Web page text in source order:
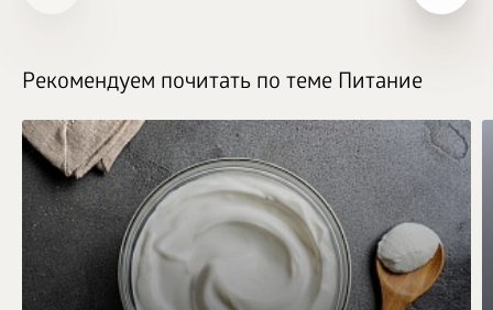
Рекомендуем почитать по теме Питание